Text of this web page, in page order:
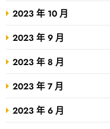
2023 年 10 月
2023 年 9 月
2023 年 8 月
2023 年 7 月
2023 年 6 月